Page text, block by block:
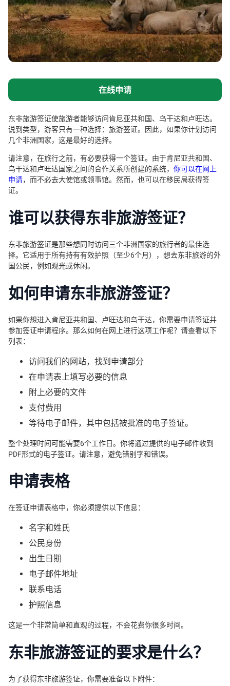
在线申请
东非旅游签证使旅游者能够访问肯尼亚共和国、乌干达和卢旺达。
说到类型，游客只有一种选择：旅游签证。因此，如果你计划访问
几个非洲国家，这是最好的选择。
请注意，在旅行之前，有必要获得一个签证。由于肯尼亚共和国、
乌干达和卢旺达国家之间的合作关系所创建的系统， 你可以在网上
申请，而不必去大使馆或领事馆。然而，也可以在移民局获得签
证。
谁可以获得东非旅游签证？
东非旅游签证是那些想同时访问三个非洲国家的旅行者的最佳选
择。它适用于所有持有有效护照（至少6个月），想去东非旅游的外
国公民，例如观光或休闲。
如何申请东非旅游签证？
如果你想进入肯尼亚共和国、卢旺达和乌干达，你需要申请签证并
参加签证申请程序。那么如何在网上进行这项工作呢？请查看以下
列表：
访问我们的网站，找到申请部分
在申请表上填写必要的信息
附上必要的文件
支付费用
等待电子邮件，其中包括被批准的电子签证。
整个处理时间可能需要6个工作日。你将通过提供的电子邮件收到
PDF形式的电子签证。请注意，避免错别字和错误。
申请表格
在签证申请表格中，你必须提供以下信息：
名字和姓氏
公民身份
出生日期
电子邮件地址
联系电话
护照信息
这是一个非常简单和直观的过程，不会花费你很多时间。
东非旅游签证的要求是什么？
为了获得东非旅游签证，你需要准备以下附件：